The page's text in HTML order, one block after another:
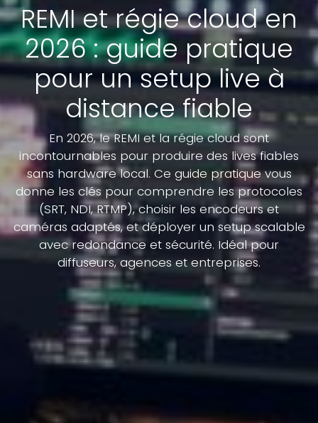
REMI et régie cloud en
2026 : guide pratique
pour un setup live à
distance fiable
En 2026, le REMI et la régie cloud sont
incontournables pour produire des lives fiables
sans hardware local. Ce guide pratique vous
donne les clés pour comprendre les protocoles
(SRT, NDI, RTMP), choisir les encodeurs et
caméras adaptés, et déployer un setup scalable
avec redondance et sécurité. Idéal pour
diffuseurs, agences et entreprises.